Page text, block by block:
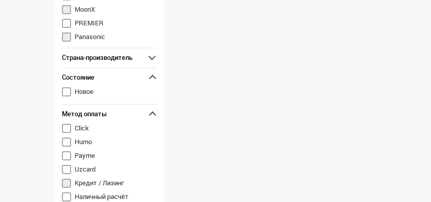
MoonX
PREMIER
Panasonic
Samsung
Sony
TCL
Toshiba
Vesta (Artel)
Ziffler
Страна-производитель
Состояние
Новое
Метод оплаты
Click
Humo
Payme
Uzcard
Кредит / Лизинг
Наличный расчёт